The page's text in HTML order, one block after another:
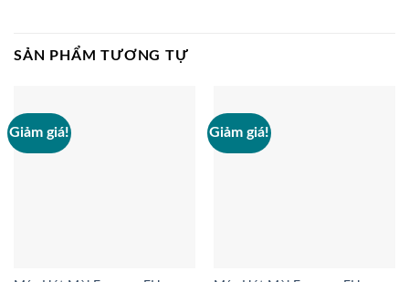
SẢN PHẨM TƯƠNG TỰ
Giảm giá! Giảm giá!